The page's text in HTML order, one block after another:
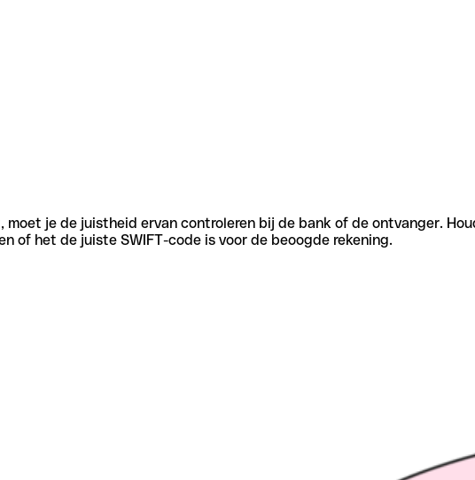
je de juistheid ervan controleren bij de bank of de ontvanger.
of het de juiste SWIFT-code is voor de beoogde rekening.